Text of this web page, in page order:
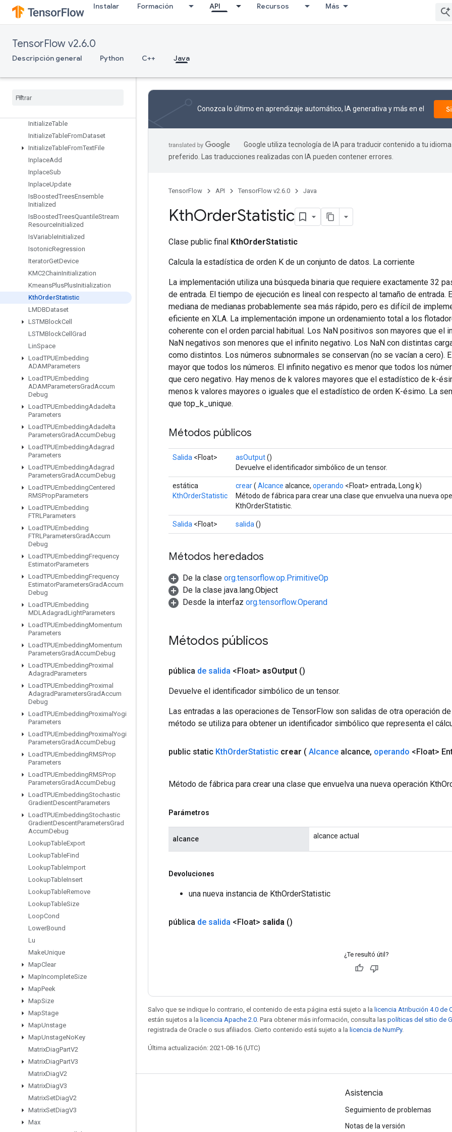
Instalar Formación API Recursos Más
TensorFlow v2.6.0
Descripción general Python C++ Java
IgnoreErrorsDataset
ImageProjectiveTransformV2
ImageProjectiveTransformV3
InfeedDequeue
Infeed
InitializeTable
InitializeTableFromDataset
InitializeTableFromTextFile
InplaceAdd
InplaceSub
InplaceUpdate
IsBoostedTreesEnsemble
Initialized
IsBoostedTreesQuantileStream
ResourceInitialized
IsVariableInitialized
IsotonicRegression
IteratorGetDevice
KMC2ChainInitialization
KmeansPlusPlusInitialization
KthOrderStatistic
LMDBDataset
LSTMBlockCell
LSTMBlockCell Grad
LinSpace
LoadTPUEmbedding
ADAMParameters
LoadTPUEmbedding
ADAMParametersGradAccum
Debug
LoadTPUEmbeddingAdadelta
Parameters
LoadTPUEmbeddingAdadelta
ParametersGradAccumDebug
LoadTPUEmbeddingAdagrad
Parameters
LoadTPUEmbeddingAdagrad
ParametersGradAccumDebug
LoadTPUEmbeddingCentered
RMSPropParameters
LoadTPUEmbedding
FTRLParameters
LoadTPUEmbedding
FTRLParametersGradAccum
Debug
LoadTPUEmbeddingFrequency
EstimatorParameters
LoadTPUEmbeddingFrequency
EstimatorParametersGradAccum
Debug
LoadTPUEmbedding
MDLAdagradLightParameters
LoadTPUEmbeddingMomentum
Parameters
LoadTPUEmbeddingMomentum
ParametersGradAccumDebug
LoadTPUEmbeddingProximal
AdagradParameters
LoadTPUEmbeddingProximal
AdagradParametersGradAccum
Debug
LoadTPUEmbeddingProximal Yogi
Parameters
LoadTPUEmbeddingProximal Yogi
ParametersGradAccumDebug
LoadTPUEmbeddingRMSProp
Parameters
LoadTPUEmbeddingRMSProp
ParametersGradAccumDebug
LoadTPUEmbeddingStochastic
GradientDescentParameters
LoadTPUEmbeddingStochastic
GradientDescentParametersGrad
AccumDebug
LookupTableExport
LookupTableFind
LookupTableImport
LookupTableInsert
LookupTableRemove
LookupTableSize
LoopCond
LowerBound
Lu
MakeUnique
MapClear
MapIncompleteSize
MapPeek
MapSize
MapStage
MapUnstage
MapUnstageNoKey
MatrixDiagPartV2
MatrixDiagPartV3
MatrixDiagV2
MatrixDiagV3
MatrixSetDiagV2
MatrixSetDiagV3
Max
Conozca lo último en aprendizaje automático, IA generativa y más en el
Google utiliza tecnología de IA para traducir contenido a tu idioma
preferido. Las traducciones realizadas con IA pueden contener errores.
TensorFlow API TensorFlow v2.6.0 Java
KthOrderStatistic
Clase public final KthOrderStatistic
Calcula la estadística de orden K de un conjunto de datos. La corriente
La implementación utiliza una búsqueda binaria que requiere exactamente 32
de entrada. El tiempo de ejecución es lineal con respecto al tamaño de entrada.
mediana de medianas probablemente sea más rápido, pero es difícil de
eficiente en XLA. La implementación impone un ordenamiento total a los
coherente con el orden parcial habitual. Los NaN positivos son mayores que el
NaN negativos son menores que el infinito negativo. Los NaN con distintas
como distintos. Los números subnormales se conservan (no se vacían a cero).
mayor que todos los números. El infinito negativo es menor que todos los
que cero negativo. Hay menos de k valores mayores que el estadístico de k-
menos k valores mayores o iguales que el estadístico de orden K-ésimo. La
que top_k_unique.
Métodos públicos
Salida <Float> asOutput()
Devuelve el identificador simbólico de un tensor.
estática
KthOrderStatistic
crear( Alcance alcance, operando <Float> entrada, Long k)
Método de fábrica para crear una clase que envuelva una nueva
KthOrderStatistic.
Salida <Float> salida ()
Métodos heredados
De la clase org.tensorflow.op.PrimitiveOp
De la clase java.lang.Object
Desde la interfaz org.tensorflow.Operand
Métodos públicos
pública de salida <Float> asOutput ()
Devuelve el identificador simbólico de un tensor.
Las entradas a las operaciones de TensorFlow son salidas de otra operación
método se utiliza para obtener un identificador simbólico que representa el
public static KthOrderStatistic crear ( Alcance alcance, operando <Float>
Método de fábrica para crear una clase que envuelva una nueva operación
Parámetros
alcance alcance actual
Devoluciones
una nueva instancia de KthOrderStatistic
pública de salida <Float> salida ()
¿Te resultó útil?
Salvo que se indique lo contrario, el contenido de esta página está sujeto a la licencia Atribución 4.0 de
están sujetos a la licencia Apache 2.0 . Para obtener más información, consulta las políticas del sitio de
registrada de Oracle o sus afiliados. Cierto contenido está sujeto a la licencia de NumPy.
Última actualización: 2021-08-16 (UTC)
Mantente conectado
Blog
Foro
Asistencia
Seguimiento de problemas
Notas de la versión